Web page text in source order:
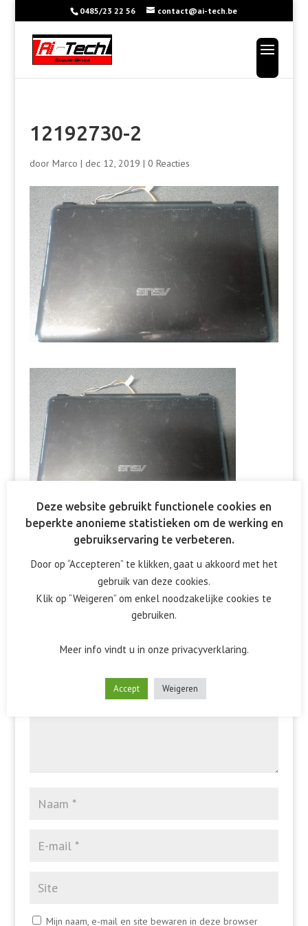
0485/23 22 56 contact@ai-tech.be
12192730-2
door Marco | dec 12, 2019 | 0 Reacties
Reactie verzenden
Het e-mailadres wordt niet gepubliceerd.
Mijn naam, e-mail en site bewaren in deze browser
Deze website gebruikt functionele cookies en
beperkte anonieme statistieken om de werking en
gebruikservaring te verbeteren.
Door op “Accepteren” te klikken, gaat u akkoord met het
gebruik van deze cookies.
Klik op “Weigeren” om enkel noodzakelijke cookies te
gebruiken.
Meer info vindt u in onze privacyverklaring.
Accept Weigeren